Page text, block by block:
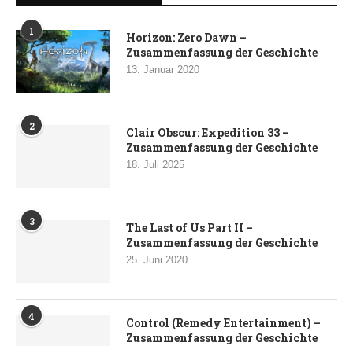
1
Horizon: Zero Dawn –
Zusammenfassung der Geschichte
13. Januar 2020
2
Clair Obscur: Expedition 33 –
Zusammenfassung der Geschichte
18. Juli 2025
3
The Last of Us Part II –
Zusammenfassung der Geschichte
25. Juni 2020
4
Control (Remedy Entertainment) –
Zusammenfassung der Geschichte